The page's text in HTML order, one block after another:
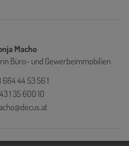
Macho
Büro- und Gewerbeimmobilien
664 44 53 56 1
1 35 600 10